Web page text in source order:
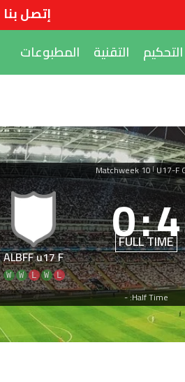
إتصل بنا
التحكيم التقنية المطبوعات
U17-F
|
Matchweek 10
4
:
0
FULL TIME
ALBFF u17 F
L
W
L
W
W
Half Time: -